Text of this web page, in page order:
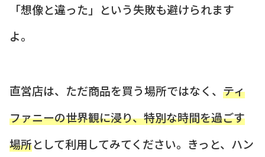
「想像と違った」という失敗も避けられます
よ。
直営店は、ただ商品を買う場所ではなく、 ティ
ファニーの世界観に浸り、特別な時間を過ごす
場所として利用してみてください。きっと、ハン